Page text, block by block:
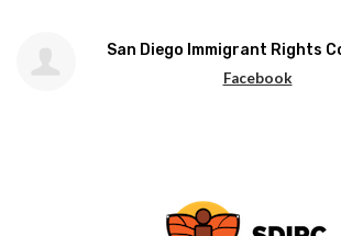
San Diego Immigrant Rights
Facebook